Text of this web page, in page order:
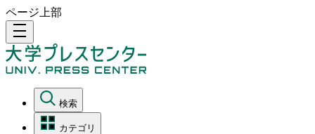
ページ上部
density_medium
検索
カテゴリ